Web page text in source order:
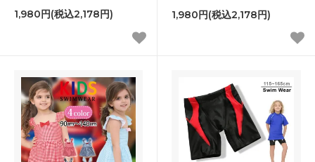
1,980円(税込2,178円) 1,980円(税込2,178円)